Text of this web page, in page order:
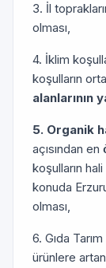
3. İl
olması,
4. İklim
koşulların
alanlarının
5. Organik
açısından
koşulların
konuda
olması,
6. Gıda
ürünlere